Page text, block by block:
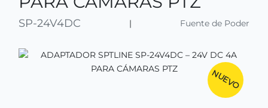
SP-24V4DC | Fuente de Poder
NUEVO